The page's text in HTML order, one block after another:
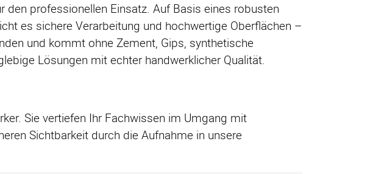
professionellen Einsatz. Auf Basis eines robusten
es sichere Verarbeitung und hochwertige Oberflächen –
und kommt ohne Zement, Gips, synthetische
Lösungen mit echter handwerklicher Qualität.
Sie vertiefen Ihr Fachwissen im Umgang mit
Sichtbarkeit durch die Aufnahme in unsere